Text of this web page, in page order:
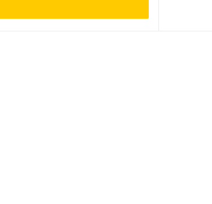
построенный по концепции